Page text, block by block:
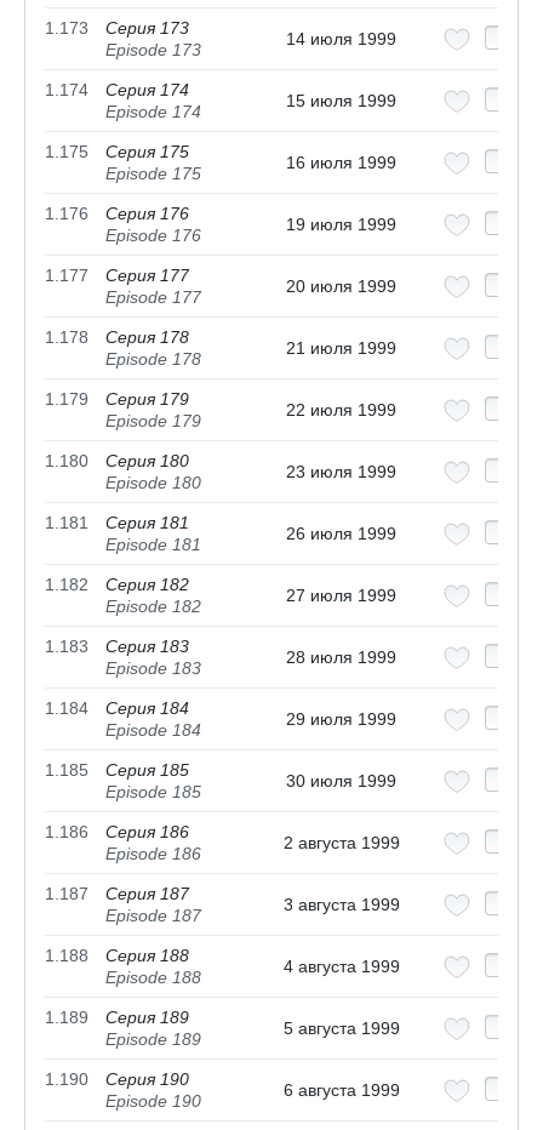
1.173
Серия 173
Episode 173
14 июля 1999
1.174
Серия 174
Episode 174
15 июля 1999
1.175
Серия 175
Episode 175
16 июля 1999
1.176
Серия 176
Episode 176
19 июля 1999
1.177
Серия 177
Episode 177
20 июля 1999
1.178
Серия 178
Episode 178
21 июля 1999
1.179
Серия 179
Episode 179
22 июля 1999
1.180
Серия 180
Episode 180
23 июля 1999
1.181
Серия 181
Episode 181
26 июля 1999
1.182
Серия 182
Episode 182
27 июля 1999
1.183
Серия 183
Episode 183
28 июля 1999
1.184
Серия 184
Episode 184
29 июля 1999
1.185
Серия 185
Episode 185
30 июля 1999
1.186
Серия 186
Episode 186
2 августа 1999
1.187
Серия 187
Episode 187
3 августа 1999
1.188
Серия 188
Episode 188
4 августа 1999
1.189
Серия 189
Episode 189
5 августа 1999
1.190
Серия 190
Episode 190
6 августа 1999